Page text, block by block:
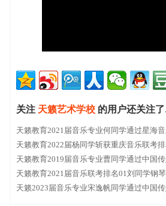
关注 天籁艺术学校 的用户还关注
天籁教育2021届音乐专业何同学通过星海
天籁教育2022届杨同学斩获重庆音乐联考
天籁教育2019届音乐专业曹同学通过中国
天籁教育2021届音乐联考排名01刘同学钢
悦耳
天籁2023届音乐专业宋逸帆同学通过中国